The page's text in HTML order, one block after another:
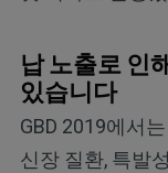
납 노출로 인
있습니다
GBD 2019에서
신장 질환, 특발